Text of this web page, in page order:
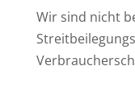
Wir sind nicht